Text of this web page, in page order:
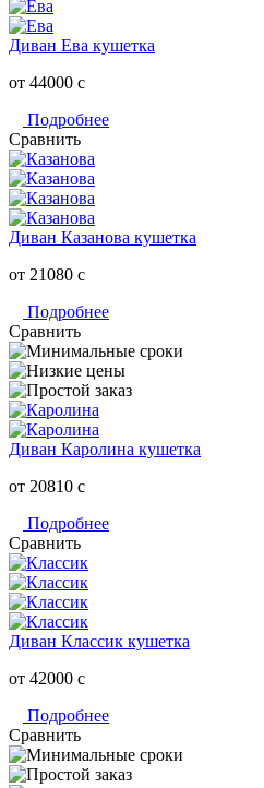
Диван Ева кушетка
от 44000 c
Подробнее
Сравнить
Диван Казанова кушетка
от 21080 c
Подробнее
Сравнить
Диван Каролина кушетка
от 20810 c
Подробнее
Сравнить
Диван Классик кушетка
от 42000 c
Подробнее
Сравнить